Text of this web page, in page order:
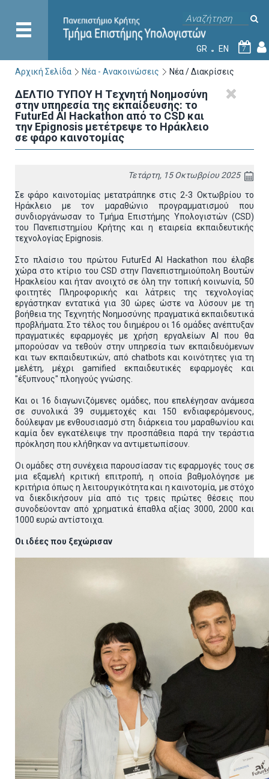
GR EN 7
Αρχική Σελίδα Νέα - Ανακοινώσεις Νέα / Διακρίσεις
ΔΕΛΤΙΟ ΤΥΠΟΥ H Tεχνητή Νοημοσύνη
στην υπηρεσία της εκπαίδευσης: το
FuturEd AI Hackathon από το CSD και
την Epignosis μετέτρεψε το Ηράκλειο
σε φάρο καινοτομίας
Τετάρτη, 15 Οκτωβρίου 2025
Σε φάρο καινοτομίας μετατράπηκε στις 2-3 Οκτωβρίου το
Ηράκλειο με τον μαραθώνιο προγραμματισμού που
συνδιοργάνωσαν το Τμήμα Επιστήμης Υπολογιστών (CSD)
του Πανεπιστημίου Κρήτης και η εταιρεία εκπαιδευτικής
τεχνολογίας Epignosis.
Στο πλαίσιο του πρώτου FuturEd AI Hackathon που έλαβε
χώρα στο κτίριο του CSD στην Πανεπιστημιούπολη Βουτών
Ηρακλείου και ήταν ανοιχτό σε όλη την τοπική κοινωνία, 50
φοιτητές Πληροφορικής και λάτρεις της τεχνολογίας
εργάστηκαν εντατικά για 30 ώρες ώστε να λύσουν με τη
βοήθεια της Τεχνητής Νοημοσύνης πραγματικά εκπαιδευτικά
προβλήματα. Στο τέλος του διημέρου οι 16 ομάδες ανέπτυξαν
πραγματικές εφαρμογές με χρήση εργαλείων ΑΙ που θα
μπορούσαν να τεθούν στην υπηρεσία των εκπαιδευόμενων
και των εκπαιδευτικών, από chatbots και κοινότητες για τη
μελέτη, μέχρι gamified εκπαιδευτικές εφαρμογές και
"έξυπνους" πλοηγούς γνώσης.
Και οι 16 διαγωνιζόμενες ομάδες, που επελέγησαν ανάμεσα
σε συνολικά 39 συμμετοχές και 150 ενδιαφερόμενους,
δούλεψαν με ενθουσιασμό στη διάρκεια του μαραθωνίου και
καμία δεν εγκατέλειψε την προσπάθεια παρά την τεράστια
πρόκληση που κλήθηκαν να αντιμετωπίσουν.
Οι ομάδες στη συνέχεια παρουσίασαν τις εφαρμογές τους σε
μια εξαμελή κριτική επιτροπή, η οποία βαθμολόγησε με
κριτήρια όπως η λειτουργικότητα και η καινοτομία, με στόχο
να διεκδικήσουν μία από τις τρεις πρώτες θέσεις που
συνοδεύονταν από χρηματικά έπαθλα αξίας 3000, 2000 και
1000 ευρώ αντίστοιχα.
Οι ιδέες που ξεχώρισαν